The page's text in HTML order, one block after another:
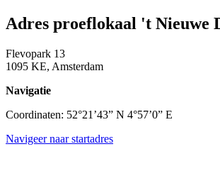
Adres proeflokaal 't Nieuwe
Flevopark 13
1095 KE, Amsterdam
Navigatie
Coordinaten: 52°21’43” N 4°57’0” E
Navigeer naar startadres